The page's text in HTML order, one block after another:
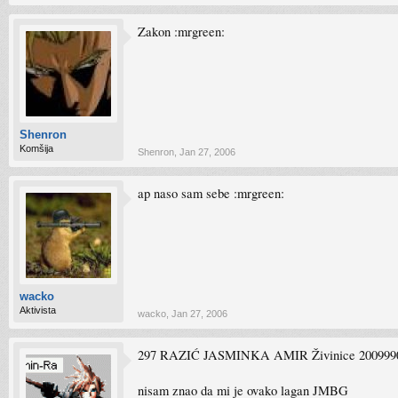
Shenron
Komšija
Zakon :mrgreen:
Shenron Jan 27, 2006
wacko
Aktivista
ap naso sam sebe :mrgreen:
wacko Jan 27, 2006
297 RAZIĆ JASMINKA AMIR Živinice
nisam znao da mi je ovako lagan JMBG